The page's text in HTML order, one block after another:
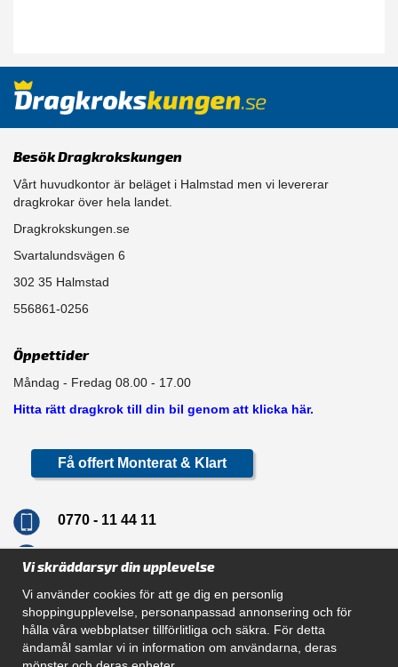
Besök Dragkrokskungen
Vårt huvudkontor är beläget i Halmstad men vi levererar
dragkrokar över hela landet.
Dragkrokskungen.se
Svartalundsvägen 6
302 35 Halmstad
556861-0256
Öppettider
Måndag - Fredag 08.00 - 17.00
Hitta rätt dragkrok till din bil genom att klicka här.
Få offert Monterat & Klart
0770 - 11 44 11
Navigation
Vi skräddarsyr din upplevelse
Vi använder cookies för att ge dig en personlig
shoppingupplevelse, personanpassad annonsering och för
hålla våra webbplatser tillförlitliga och säkra. För detta
ändamål samlar vi in information om användarna, deras